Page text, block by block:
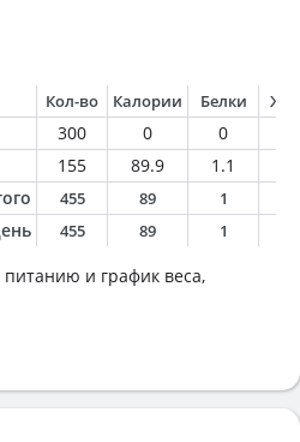
Кол-во Калории Белки
300 0 0
155 89.9 1.1
455 89 1
455 89 1
и график веса,